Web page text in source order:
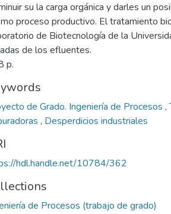
su la carga orgánica y darles un
proceso productivo. El tratamiento
de Biotecnología de la
de los efluentes.
p.
de Grado. Ingeniería de Procesos ,
, Desperdicios industriales
hdl.handle.net/10784/362
de Procesos (trabajo de grado)